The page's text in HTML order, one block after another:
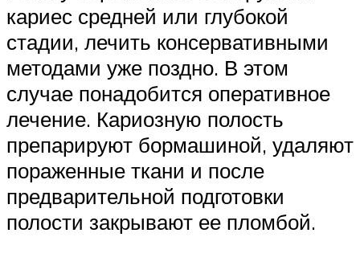
кариес средней или глубокой
стадии, лечить консервативными
методами уже поздно. В этом
случае понадобится оперативное
лечение. Кариозную полость
препарируют бормашиной, удаляют
пораженные ткани и после
предварительной подготовки
полости закрывают ее пломбой.